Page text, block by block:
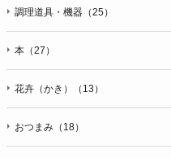
調理道具・機器（25）
本（27）
花卉（かき）（13）
おつまみ（18）